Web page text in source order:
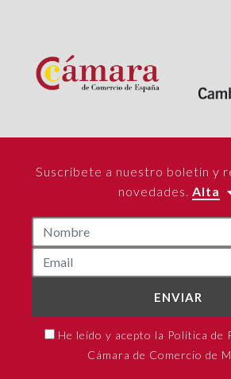
Suscríbete a nuestro boletín y
novedades. Alta
ENVIAR
He leído y acepto la Política de
Cámara de Comercio de